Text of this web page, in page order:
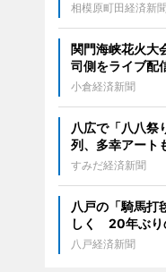
相模原町田経済新聞
関門海峡花火大
司側をライブ配
小倉経済新聞
八広で「八八
列、多幸アート
すみだ経済新聞
八戸の「騎馬打
しく 20年ぶり
八戸経済新聞